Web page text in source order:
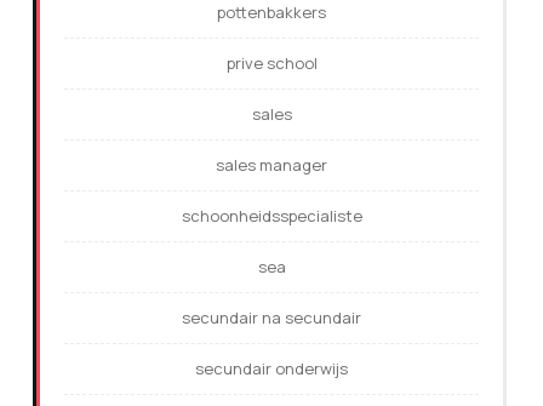
pottenbakkers
prive school
sales
sales manager
schoonheidsspecialiste
sea
secundair na secundair
secundair onderwijs